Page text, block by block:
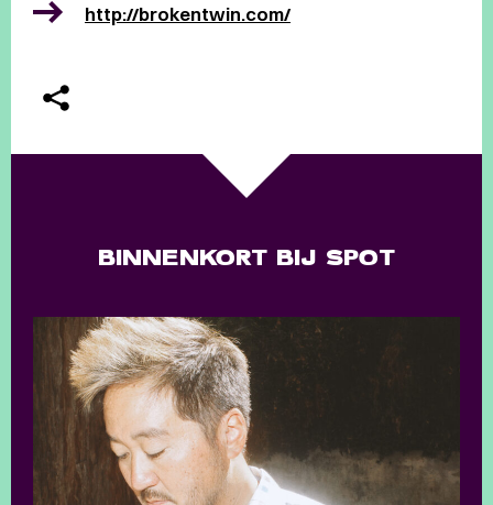
http://brokentwin.com/
BINNENKORT BIJ SPOT